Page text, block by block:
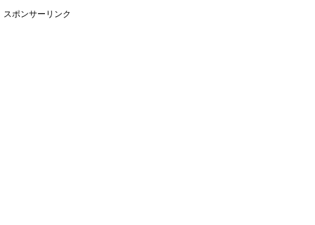
スポンサーリンク